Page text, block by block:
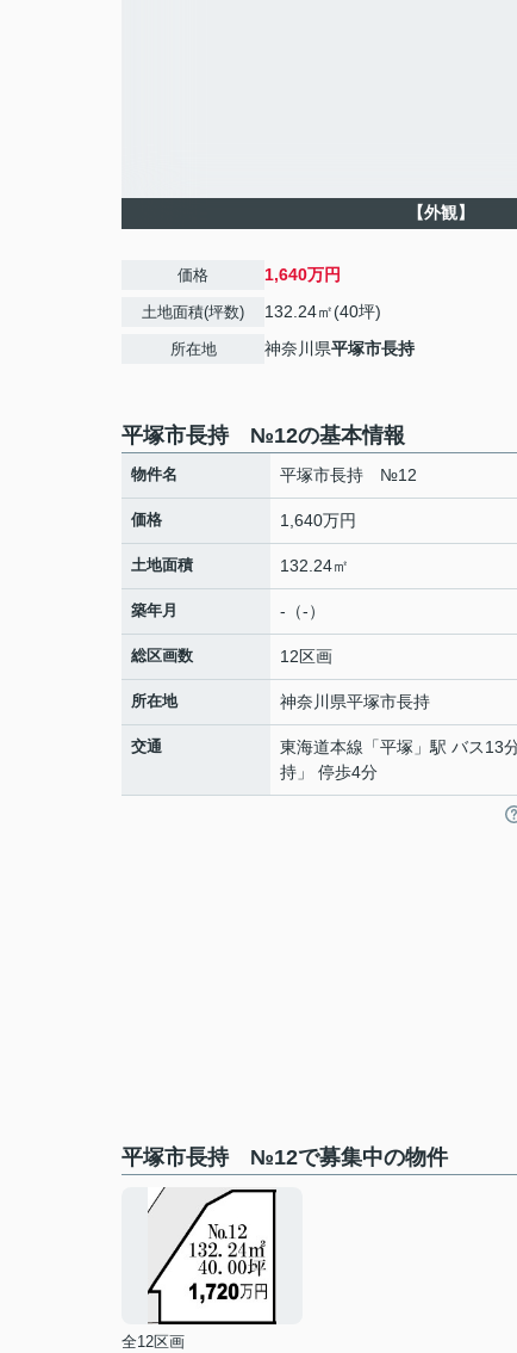
【外観】
価格 1,640万円
土地面積(坪数) 132.24㎡(40坪)
所在地 神奈川県平塚市長持
平塚市長持 №12の基本情報
物件名 平塚市長持 №12
価格 1,640万円
土地面積 132.24㎡
築年月 -（-）
総区画数 12区画
所在地 神奈川県平塚市長持
交通 東海道本線 「平塚 」駅 バス13
持」 停歩4分
平塚市長持 №12で募集中の物件
全12区画